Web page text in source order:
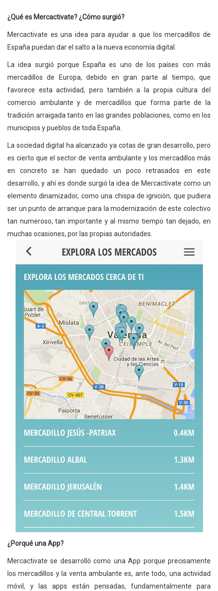
¿Qué es Mercactivate? ¿Cómo surgió?
Mercactivate es una idea para ayudar a que los mercadillos de
España puedan dar el salto a la nueva economía digital.
La idea surgió porque España es uno de los países con más
mercadillos de Europa, debido en gran parte al tiempo, que
favorece esta actividad, pero también a la propia cultura del
comercio ambulante y de mercadillos que forma parte de la
tradición arraigada tanto en las grandes poblaciones, como en los
municipios y pueblos de toda España.
La sociedad digital ha alcanzado ya cotas de gran desarrollo, pero
es cierto que el sector de venta ambulante y los mercadillos más
en concreto se han quedado un poco retrasados en este
desarrollo, y ahí es donde surgió la idea de Mercactivate como un
elemento dinamizador, como una chispa de ignición, que pudiera
ser un punto de arranque para la modernización de este colectivo
tan numeroso, tan importante y al mismo tiempo tan dejado, en
muchas ocasiones, por las propias autoridades.
¿Porqué una App?
Mercactivate se desarrolló como una App porque precisamente
los mercadillos y la venta ambulante es, ante todo, una actividad
móvil, y las apps están pensadas, fundamentalmente para